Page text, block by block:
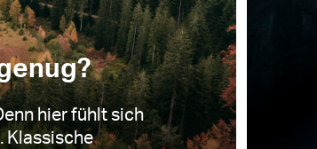
hier fühlt sich
Klassische